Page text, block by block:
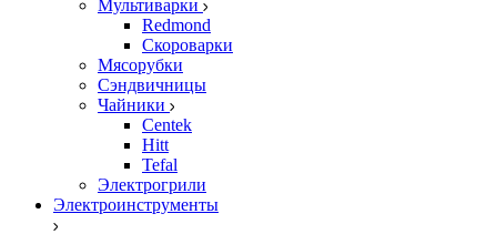
Мультиварки
Redmond
Скороварки
Мясорубки
Сэндвичницы
Чайники
Centek
Hitt
Tefal
Электрогрили
Электроинструменты